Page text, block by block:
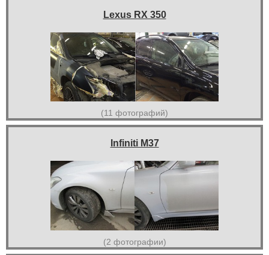
Lexus RX 350
(11 фотографий)
Infiniti M37
(2 фотографии)